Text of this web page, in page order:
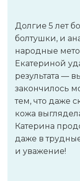
Долгие 5 лет
болтушки, и
народные
Екатериной
результата —
закончилось
тем, что даже
кожа
Катерина
даже в
и уважение!